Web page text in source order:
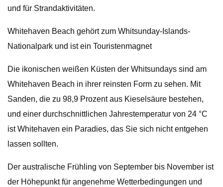
und für Strandaktivitäten.
Whitehaven Beach gehört zum Whitsunday-Islands-
Nationalpark und ist ein Touristenmagnet
Die ikonischen weißen Küsten der Whitsundays sind am
Whitehaven Beach in ihrer reinsten Form zu sehen. Mit
Sanden, die zu 98,9 Prozent aus Kieselsäure bestehen,
und einer durchschnittlichen Jahrestemperatur von 24 °C
ist Whitehaven ein Paradies, das Sie sich nicht entgehen
lassen sollten.
Der australische Frühling von September bis November ist
der Höhepunkt für angenehme Wetterbedingungen und